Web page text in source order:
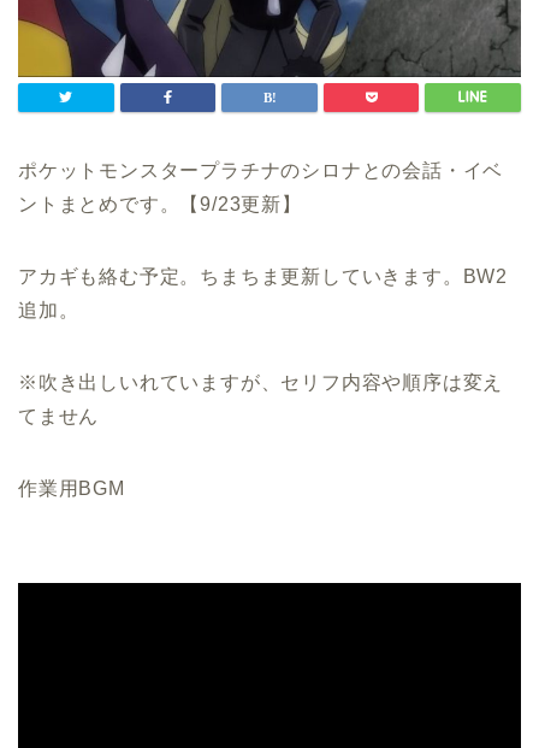
ポケットモンスタープラチナのシロナとの会話・イベ
ントまとめです。【9/23更新】
アカギも絡む予定。ちまちま更新していきます。BW2
追加。
※吹き出しいれていますが、セリフ内容や順序は変え
てません
作業用BGM